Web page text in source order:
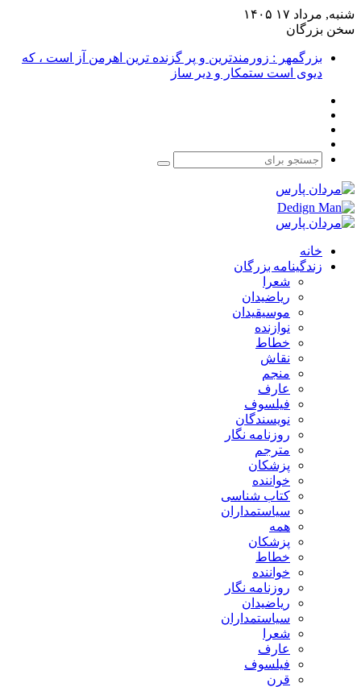
شنبه, مرداد ۱۷ ۱۴۰۵
سخن بزرگان
بزرگمهر : زورمندترین و پر گزنده ترین اهرمن آز است ، که
دیوی است ستمکار و دیر ساز
جستجو
خانه
زندگینامه بزرگان
شعرا
ریاضیدان
موسیقیدان
نوازنده
خطاط
نقاش
منجم
عارف
فیلسوف
نویسندگان
روزنامه نگار
مترجم
پزشکان
خواننده
کتاب شناسی
سیاستمداران
همه
پزشکان
خطاط
خواننده
روزنامه نگار
ریاضیدان
سیاستمداران
شعرا
عارف
فیلسوف
قرن